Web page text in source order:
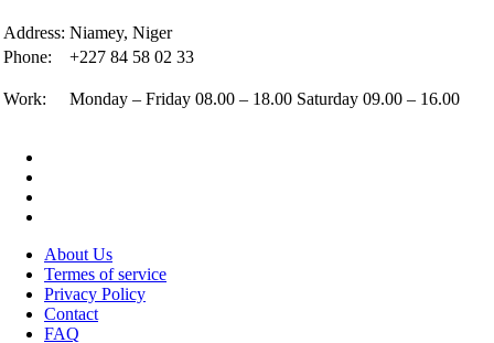
Address: Niamey, Niger
Phone:
+227 84 58 02 33
Work: Monday – Friday 08.00 – 18.00 Saturday 09.00 – 16.00
About Us
Termes of service
Privacy Policy
Contact
FAQ